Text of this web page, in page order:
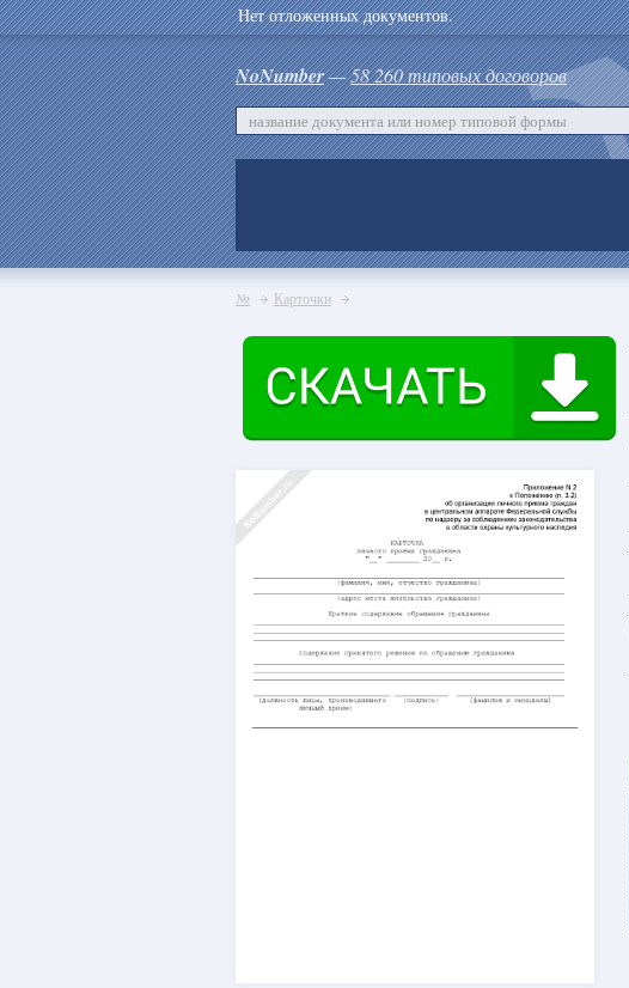
Нет отложенных документов.
NoNumber—58 260 типовых договоров
№ Карточки